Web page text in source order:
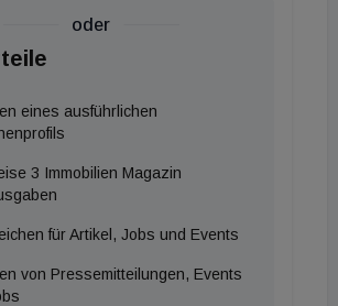
knapp bleibt, öffnet sich jetzt ein
für Projektentwickler: Gut
Wohnraum hat aktuell
Marktchancen, denn die
bei unsanierten Objekten ist
Böden schrumpfen weiter
oder
eines ausführlichen
3 Immobilien Magazin
für Artikel, Jobs und Events
von Pressemitteilungen, Events